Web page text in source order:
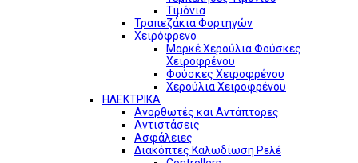
Τιμόνια
Τραπεζάκια Φορτηγών
Χειρόφρενο
Μαρκέ Χερούλια Φούσκες
Χειροφρένου
Φούσκες Χειροφρένου
Χερούλια Χειροφρένου
ΗΛΕΚΤΡΙΚΑ
Ανορθωτές και Αντάπτορες
Αντιστάσεις
Ασφάλειες
Διακόπτες Καλωδίωση Ρελέ